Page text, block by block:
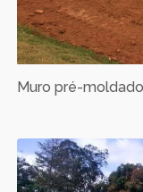
Muro pré-